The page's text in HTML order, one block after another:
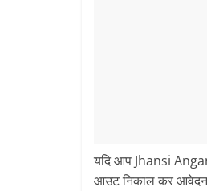
यदि आप Jhansi
आउट निकाल कर